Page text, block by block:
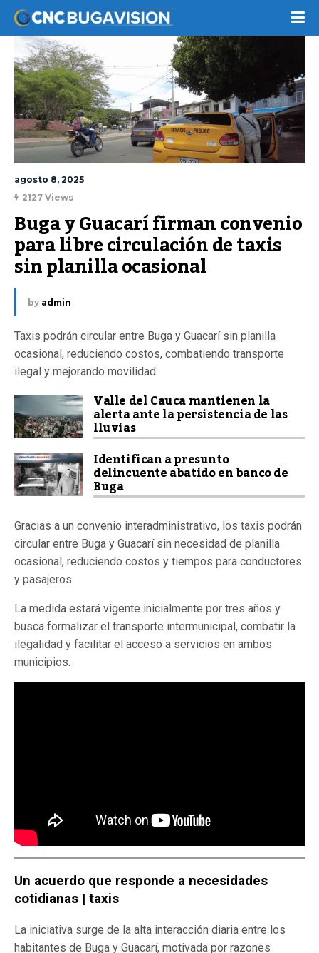
agosto 8, 2025
2127 Views
Buga y Guacarí firman convenio
para libre circulación de taxis
sin planilla ocasional
by admin
Taxis podrán circular entre Buga y Guacarí sin planilla
ocasional, reduciendo costos, combatiendo transporte
ilegal y mejorando movilidad.
Valle del Cauca mantienen la
alerta ante la persistencia de las
lluvias
Identifican a presunto
delincuente abatido en banco de
Buga
Gracias a un convenio interadministrativo, los taxis podrán
circular entre Buga y Guacarí sin necesidad de planilla
ocasional, reduciendo costos y tiempos para conductores
y pasajeros.
La medida estará vigente inicialmente por tres años y
busca formalizar el transporte intermunicipal, combatir la
ilegalidad y facilitar el acceso a servicios en ambos
municipios.
Un acuerdo que responde a necesidades
cotidianas | taxis
La iniciativa surge de la alta interacción diaria entre los
habitantes de Buga y Guacarí, motivada por razones